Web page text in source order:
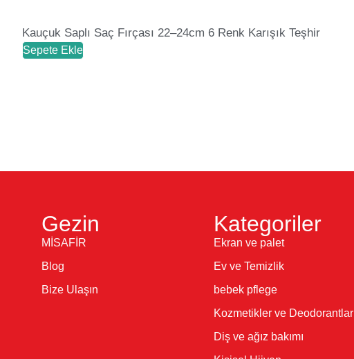
Kauçuk Saplı Saç Fırçası 22–24cm 6 Renk Karışık Teşhir
Sepete Ekle
Gezin
MİSAFİR
Blog
Bize Ulaşın
Kategoriler
Ekran ve palet
Ev ve Temizlik
bebek pflege
Kozmetikler ve Deodorantlar
Diş ve ağız bakımı